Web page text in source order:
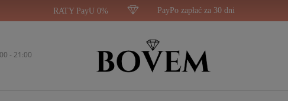
RATY PayU 0% PayPo zapłać za 30 dni
- 21:00